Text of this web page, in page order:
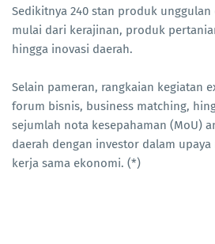
Sedikitnya 240 stan produk
mulai dari kerajinan, produk
hingga inovasi daerah.
Selain pameran, rangkaian kegiatan
forum bisnis, business matching,
sejumlah nota kesepahaman (MoU)
daerah dengan investor dalam
kerja sama ekonomi. (*)